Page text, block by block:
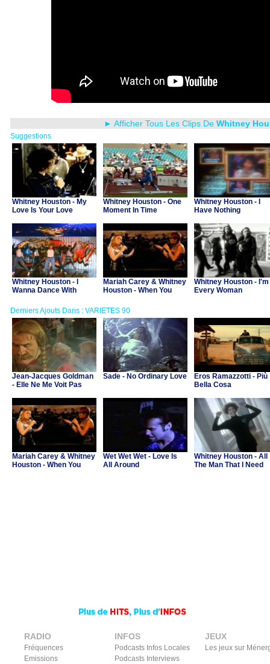
► Afficher Tous Les Clips De Whitney
Suggestions
Whitney Houston - My
Love Is Your Love
Whitney Houston - One
Moment In Time
Whitney Houston - I
Have Nothing
Whitney Houston - I
Wanna Dance With
Mariah Carey & Whitney
Houston - When You
Whitney Houston - I'm
Every Woman
Derniers Ajouts Dans : VARIETES 90
Jean-Jacques Goldman
- Elle Ne Me Voit Pas
Sade - No Ordinary Love
Eros Ramazzotti - Più
Bella Cosa
Mariah Carey & Whitney
Houston - When You
Wet Wet Wet - Love Is
All Around
Whitney Houston - All
The Man That I Need
RADIO
Fréquences
Emissions
INFOS
Podcasts Infos Locales
Podcasts Interviews
JEUX
Les jeux sur